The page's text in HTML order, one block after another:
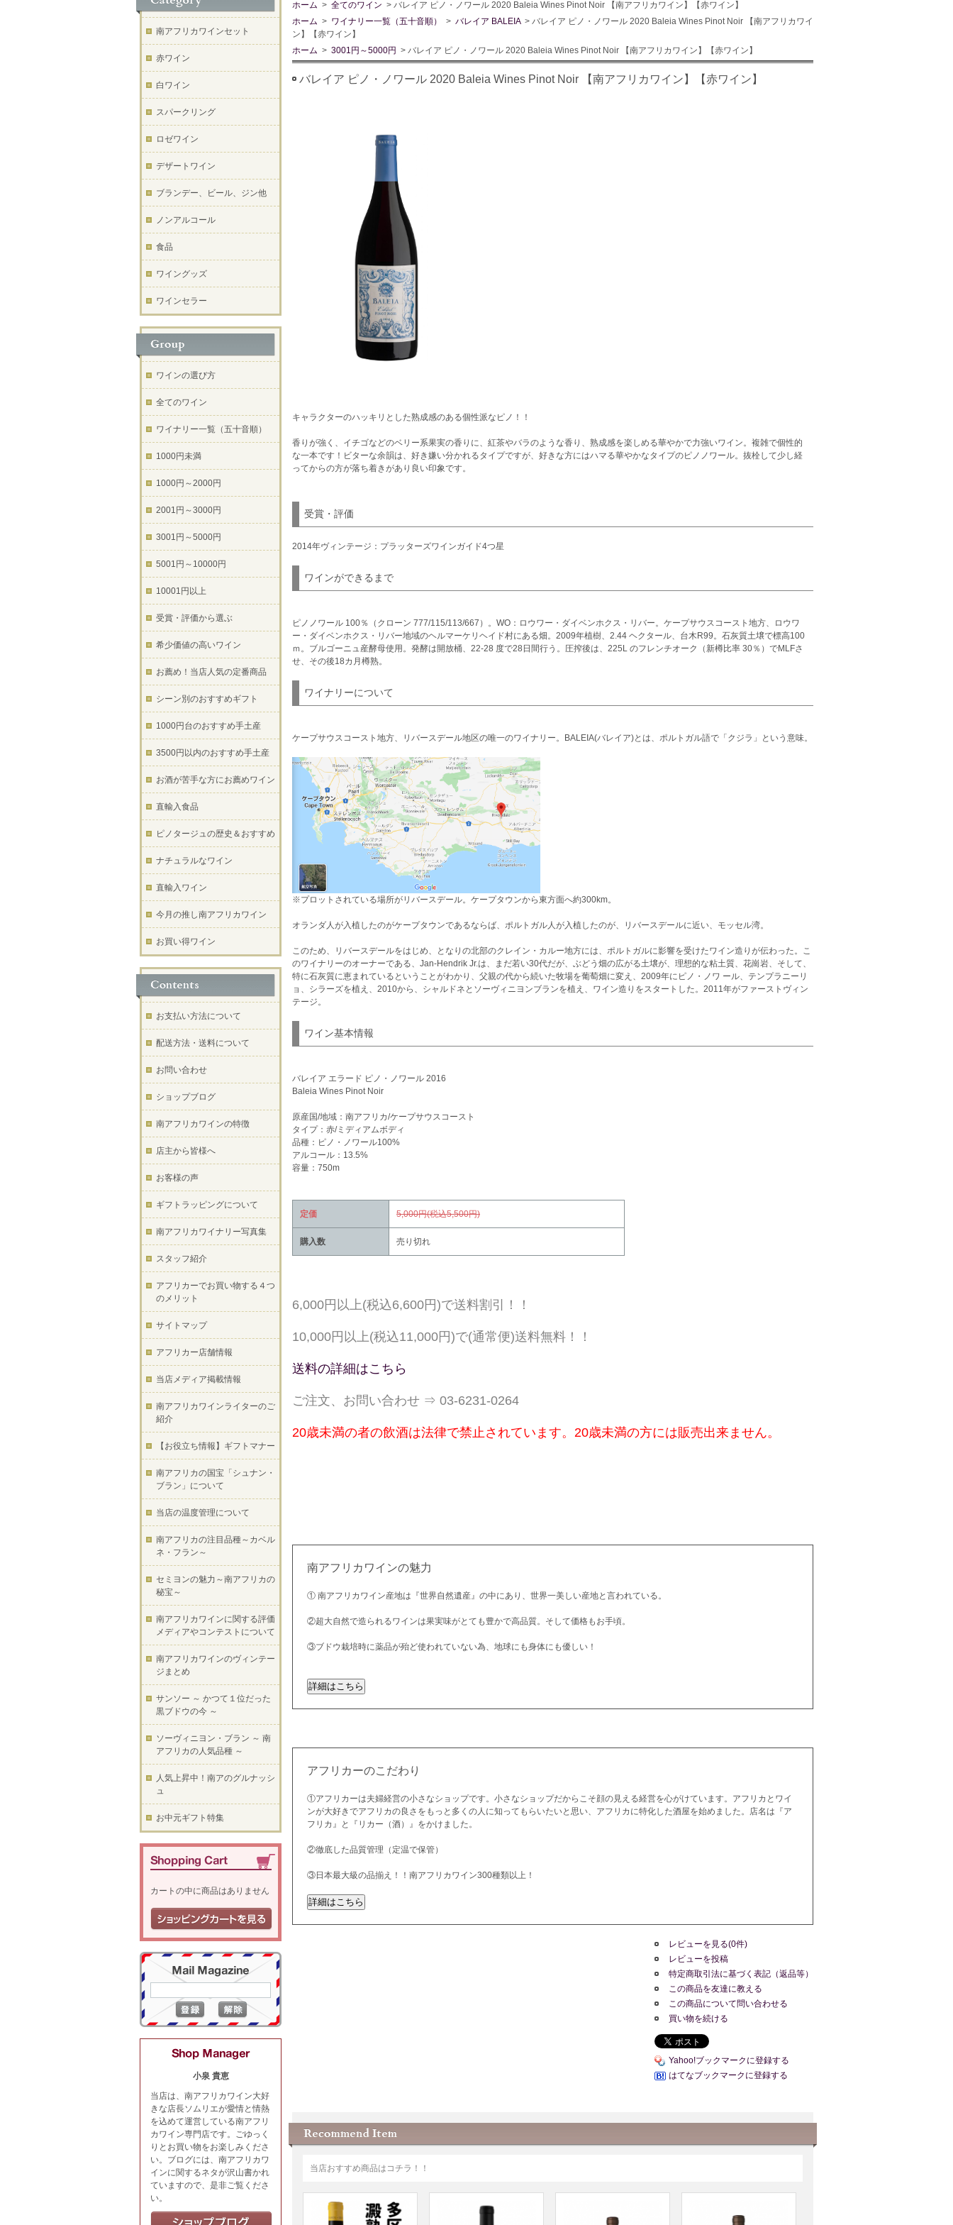
ホーム > 全てのワイン > バレイア ピノ・ノワール 2020 Baleia Wines Pinot Noir 【南アフリカワイン】【赤ワイン】
ホーム > ワイナリー一覧（五十音順） > バレイア BALEIA > バレイア ピノ・ノワール 2020 Baleia Wines Pinot Noir 【南アフリカワイ
ン】【赤ワイン】
ホーム > 3001円～5000円 > バレイア ピノ・ノワール 2020 Baleia Wines Pinot Noir 【南アフリカワイン】【赤ワイン】
バレイア ピノ・ノワール 2020 Baleia Wines Pinot Noir 【南アフリカワイン】【赤ワイン】
キャラクターのハッキリとした熟成感のある個性派なピノ！！
香りが強く、イチゴなどのベリー系果実の香りに、紅茶やバラのような香り、熟成感を楽しめる華やかで力強いワイン。複雑で個性的
な一本です！ビターな余韻は、好き嫌い分かれるタイプですが、好きな方にはハマる華やかなタイプのピノノワール。抜栓して少し経
ってからの方が落ち着きがあり良い印象です。
受賞・評価
2014年ヴィンテージ：プラッターズワインガイド4つ星
ワインができるまで
ピノノワール 100％（クローン 777/115/113/667）。WO：ロウワー・ダイベンホクス・リバー。ケープサウスコースト地方、ロウワ
ー・ダイベンホクス・リバー地域のヘルマーケリヘイド村にある畑。2009年植樹、2.44 ヘクタール、台木R99。石灰質土壌で標高100
ｍ。ブルゴーニュ産酵母使用。発酵は開放桶、22-28 度で28日間行う。圧搾後は、225L のフレンチオーク（新樽比率 30％）でMLFさ
せ、その後18カ月樽熟。
ワイナリーについて
ケープサウスコースト地方、リバースデール地区の唯一のワイナリー。BALEIA(バレイア)とは、ポルトガル語で「クジラ」という意味。
※プロットされている場所がリバースデール。ケープタウンから東方面へ約300km。
オランダ人が入植したのがケープタウンであるならば、ポルトガル人が入植したのが、リバースデールに近い、モッセル湾。
このため、リバースデールをはじめ、となりの北部のクレイン・カルー地方には、ポルトガルに影響を受けたワイン造りが伝わった。こ
のワイナリーのオーナーである、Jan-Hendrik Jr.は、まだ若い30代だが、ぶどう畑の広がる土壌が、理想的な粘土質、花崗岩、そして、
特に石灰質に恵まれているということがわかり、父親の代から続いた牧場を葡萄畑に変え、2009年にピノ・ノワ ール、テンプラニーリ
ョ、シラーズを植え、2010から、シャルドネとソーヴィニヨンブランを植え、ワイン造りをスタートした。2011年がファーストヴィン
テージ。
ワイン基本情報
バレイア エラード ピノ・ノワール 2016
Baleia Wines Pinot Noir
原産国/地域：南アフリカ/ケープサウスコースト
タイプ：赤/ミディアムボディ
品種：ピノ・ノワール100%
アルコール：13.5%
容量：750m
定価 5,000円(税込5,500円)
購入数 売り切れ
6,000円以上(税込6,600円)で送料割引！！
10,000円以上(税込11,000円)で(通常便)送料無料！！
送料の詳細はこちら
ご注文、お問い合わせ ⇒ 03-6231-0264
20歳未満の者の飲酒は法律で禁止されています。20歳未満の方には販売出来ません。
南アフリカワインの魅力
① 南アフリカワイン産地は『世界自然遺産』の中にあり、世界一美しい産地と言われている。
②超大自然で造られるワインは果実味がとても豊かで高品質。そして価格もお手頃。
③ブドウ栽培時に薬品が殆ど使われていない為、地球にも身体にも優しい！
アフリカーのこだわり
①アフリカーは夫婦経営の小さなショップです。小さなショップだからこそ顔の見える経営を心がけています。アフリカとワイ
ンが大好きでアフリカの良さをもっと多くの人に知ってもらいたいと思い、アフリカに特化した酒屋を始めました。店名は『ア
フリカ』と『リカー（酒）』をかけました。
②徹底した品質管理（定温で保管）
③日本最大級の品揃え！！南アフリカワイン300種類以上！
レビューを見る(0件)
レビューを投稿
特定商取引法に基づく表記（返品等）
この商品を友達に教える
この商品について問い合わせる
買い物を続ける
Yahoo!ブックマークに登録する
はてなブックマークに登録する
当店おすすめ商品はコチラ！！
南アフリカワインセット
赤ワイン
白ワイン
スパークリング
ロゼワイン
デザートワイン
ブランデー、ビール、ジン他
ノンアルコール
食品
ワイングッズ
ワインセラー
ワインの選び方
全てのワイン
ワイナリー一覧（五十音順）
1000円未満
1000円～2000円
2001円～3000円
3001円～5000円
5001円～10000円
10001円以上
受賞・評価から選ぶ
希少価値の高いワイン
お薦め！当店人気の定番商品
シーン別のおすすめギフト
1000円台のおすすめ手土産
3500円以内のおすすめ手土産
お酒が苦手な方にお薦めワイン
直輸入食品
ピノタージュの歴史＆おすすめ
ナチュラルなワイン
直輸入ワイン
今月の推し南アフリカワイン
お買い得ワイン
お支払い方法について
配送方法・送料について
お問い合わせ
ショップブログ
南アフリカワインの特徴
店主から皆様へ
お客様の声
ギフトラッピングについて
南アフリカワイナリー写真集
スタッフ紹介
アフリカーでお買い物する４つ
のメリット
サイトマップ
アフリカー店舗情報
当店メディア掲載情報
南アフリカワインライターのご
紹介
【お役立ち情報】ギフトマナー
南アフリカの国宝「シュナン・
ブラン」について
当店の温度管理について
南アフリカの注目品種～カベル
ネ・フラン～
セミヨンの魅力～南アフリカの
秘宝～
南アフリカワインに関する評価
メディアやコンテストについて
南アフリカワインのヴィンテー
ジまとめ
サンソー ～ かつて１位だった
黒ブドウの今 ～
ソーヴィニヨン・ブラン ～ 南
アフリカの人気品種 ～
人気上昇中！南アのグルナッシ
ュ
お中元ギフト特集
カートの中に商品はありません
小泉 貴恵
当店は、南アフリカワイン大好
きな店長ソムリエが愛情と情熱
を込めて運営している南アフリ
カワイン専門店です。ごゆっく
りとお買い物をお楽しみくださ
い。ブログには、南アフリカワ
インに関するネタが沢山書かれ
ていますので、是非ご覧くださ
い。